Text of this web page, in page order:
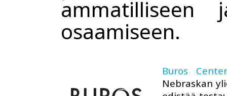
ammatilliseen
osaamiseen.
Buros
Nebraskan